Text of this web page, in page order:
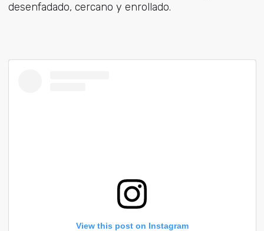
desenfadado, cercano y enrollado.
View this post on Instagram